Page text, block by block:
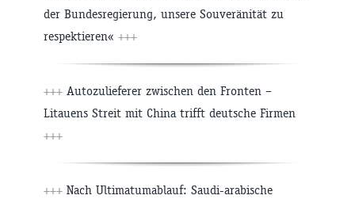
der Bundesregierung, unsere Souveränität zu
respektieren« +++
+++ Autozulieferer zwischen den Fronten –
Litauens Streit mit China trifft deutsche Firmen
+++
+++ Nach Ultimatumablauf: Saudi-arabische